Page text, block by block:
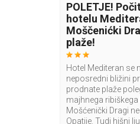
POLETJE!
hotelu
Moščenićki
plaže!
Hotel Mediteran se
neposredni bližini
prodnate plaže
majhnega ribiškega
Mošćenički Dragi
Opatije. Tudi hišni